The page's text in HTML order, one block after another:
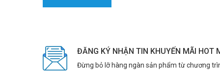
ĐĂNG KÝ NHẬN TIN KHUYẾN MÃI HOT
Đừng bỏ lỡ hàng ngàn sản phẩm từ chương